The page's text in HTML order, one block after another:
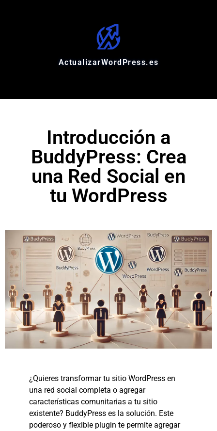
ActualizarWordPress.es
Introducción a
BuddyPress: Crea
una Red Social en
tu WordPress
¿Quieres transformar tu sitio WordPress en
una red social completa o agregar
características comunitarias a tu sitio
existente? BuddyPress es la solución. Este
poderoso y flexible plugin te permite agregar